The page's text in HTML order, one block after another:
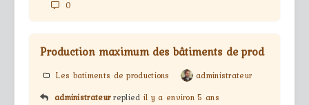
0
Production maximum des bâtiments de prod
Les batiments de productions
administrateur
administrateur replied il y a environ 5 ans